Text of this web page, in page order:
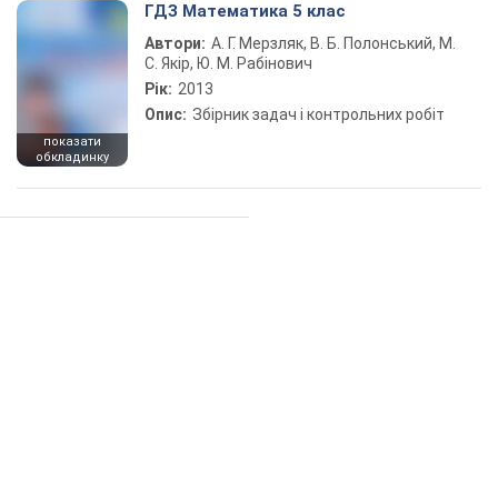
показати
обкладинку
ГДЗ Математика 5 клас
Автори: А. Г. Мерзляк, В. Б. Полонський, М.
С. Якір, Ю. М. Рабінович
Рік: 2013
Опис: Збірник задач і контрольних робіт